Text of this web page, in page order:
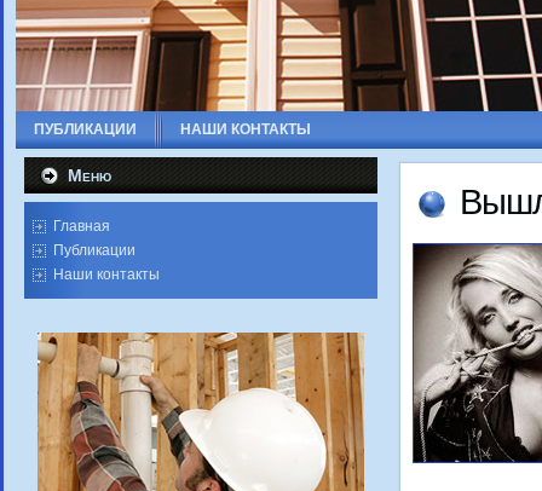
ПУБЛИКАЦИИ НАШИ КОНТАКТЫ
Меню
Главная
Публикации
Наши контакты